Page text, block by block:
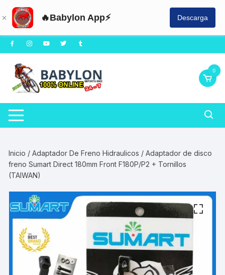
🔥Babylon App⚡ Descarga
Saltar
al
contenido
0
Inicio /Adaptador De Freno Hidraulicos / Adaptador de disco
freno Sumart Direct 180mm Front F180P/P2 + Tornillos
(TAIWAN)